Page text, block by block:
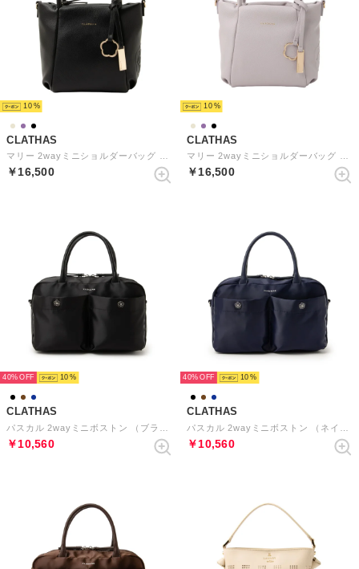
10
CLATHAS
￥16,500
10
CLATHAS
￥16,500
40% 10
CLATHAS
￥10,560
40% 10
CLATHAS
￥10,560